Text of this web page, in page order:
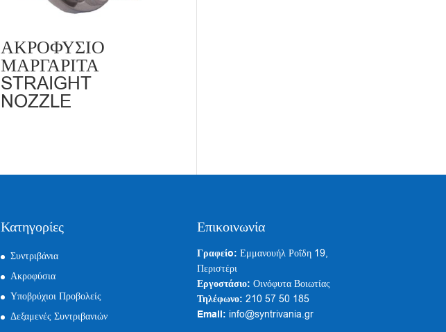
ΑΚΡΟΦΥΣΙΟ
ΜΑΡΓΑΡΙΤΑ
STRAIGHT
NOZZLE
Κατηγορίες
Συντριβάνια
Ακροφύσια
Υποβρύχιοι Προβολείς
Δεξαμενές Συντριβανιών
Επικοινωνία
Γραφείo: Εμμανουήλ Ροΐδη 19,
Περιστέρι
Εργοστάσιο: Οινόφυτα Βοιωτίας
Τηλέφωνο: 210 57 50 185
Email: info@syntrivania.gr